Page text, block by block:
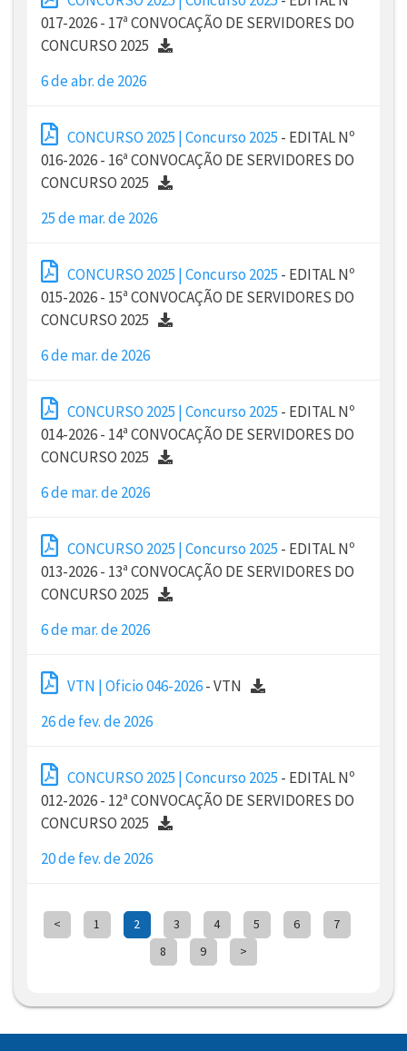
017-2026 - 17ª CONVOCAÇÃO DE SERVIDORES DO
CONCURSO 2025
6 de abr. de 2026
CONCURSO 2025 | Concurso 2025 - EDITAL Nº
016-2026 - 16ª CONVOCAÇÃO DE SERVIDORES DO
CONCURSO 2025
25 de mar. de 2026
CONCURSO 2025 | Concurso 2025 - EDITAL Nº
015-2026 - 15ª CONVOCAÇÃO DE SERVIDORES DO
CONCURSO 2025
6 de mar. de 2026
CONCURSO 2025 | Concurso 2025 - EDITAL Nº
014-2026 - 14ª CONVOCAÇÃO DE SERVIDORES DO
CONCURSO 2025
6 de mar. de 2026
CONCURSO 2025 | Concurso 2025 - EDITAL Nº
013-2026 - 13ª CONVOCAÇÃO DE SERVIDORES DO
CONCURSO 2025
6 de mar. de 2026
VTN | Oficio 046-2026- VTN
26 de fev. de 2026
CONCURSO 2025 | Concurso 2025 - EDITAL Nº
012-2026 - 12ª CONVOCAÇÃO DE SERVIDORES DO
CONCURSO 2025
20 de fev. de 2026
< 1 2 3 4 5 6
7
8
9 >